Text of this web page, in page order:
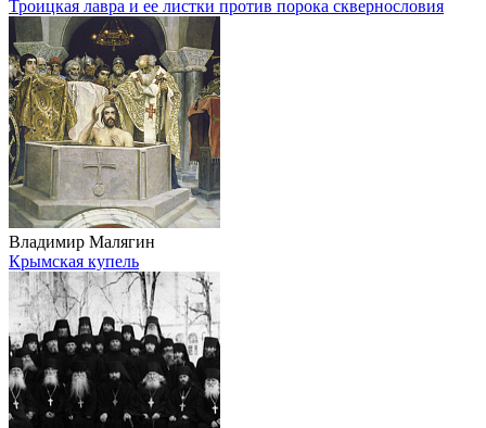
Троицкая лавра и ее листки против порока сквернословия
Владимир Малягин
Крымская купель